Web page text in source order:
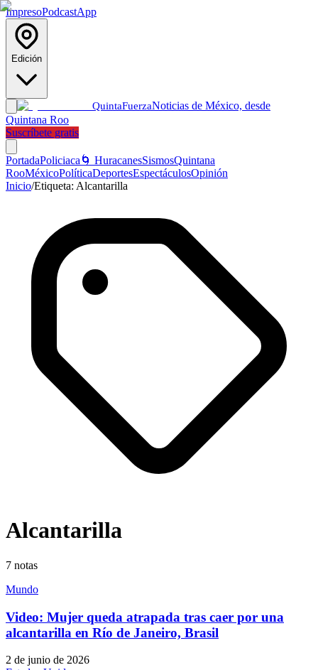
ImpresoPodcastApp
Edición
QuintaFuerzaNoticias de México, desde
Quintana Roo
Suscríbete gratis
PortadaPoliciaca 🌀 HuracanesSismosQuintana
RooMéxicoPolíticaDeportesEspectáculosOpinión
Inicio/Etiqueta: Alcantarilla
Alcantarilla
7 notas
Mundo
Video: Mujer queda atrapada tras caer por una
alcantarilla en Río de Janeiro, Brasil
2 de junio de 2026